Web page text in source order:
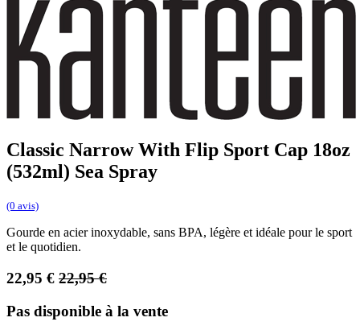
Classic Narrow With Flip Sport Cap 18oz
(532ml) Sea Spray
(0 avis)
Gourde en acier inoxydable, sans BPA, légère et idéale pour le sport
et le quotidien.
22,95 € 22,95€
Pas disponible à la vente